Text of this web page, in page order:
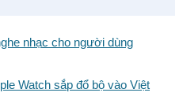
nhạc cho người dùng
Watch sắp đổ bộ vào Việt